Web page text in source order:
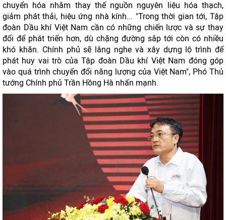
chuyển hóa nhằm thay thế nguồn nguyên liệu hóa thạch,
giảm phát thải, hiệu ứng nhà kính... "Trong thời gian tới, Tập
đoàn Dầu khí Việt Nam cần có những chiến lược và sự thay
đổi để phát triển hơn, dù chặng đường sắp tới còn có nhiều
khó khăn. Chính phủ sẽ lắng nghe và xây dựng lộ trình để
phát huy vai trò của Tập đoàn Dầu khí Việt Nam đóng góp
vào quá trình chuyển đổi năng lượng của Việt Nam", Phó Thủ
tướng Chính phủ Trần Hồng Hà nhấn mạnh.